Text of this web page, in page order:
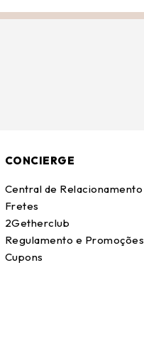
CONCIERGE
Central de Relacionamento
Fretes
2Getherclub
Regulamento e Promoções
Cupons